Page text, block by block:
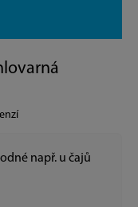
např. u čajů